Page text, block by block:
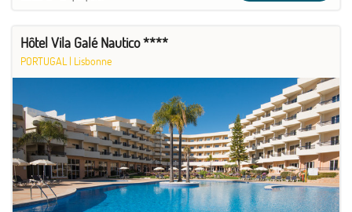
Hôtel Vila Galé Nautico ****
PORTUGAL | Lisbonne